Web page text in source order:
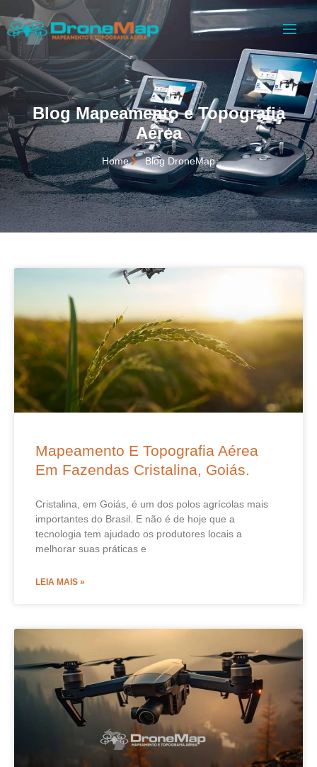
Blog Mapeamento e Topografia
Aérea
Home Blog DroneMap
Mapeamento E Topografia Aérea
Em Fazendas Cristalina, Goiás.
Cristalina, em Goiás, é um dos polos agrícolas mais
importantes do Brasil. E não é de hoje que a
tecnologia tem ajudado os produtores locais a
melhorar suas práticas e
LEIA MAIS »